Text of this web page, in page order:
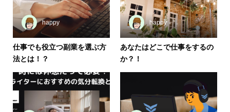
happy
仕事でも役立つ副業を選ぶ方
法とは！？
happy
あなたはどこで仕事をするの
か？！